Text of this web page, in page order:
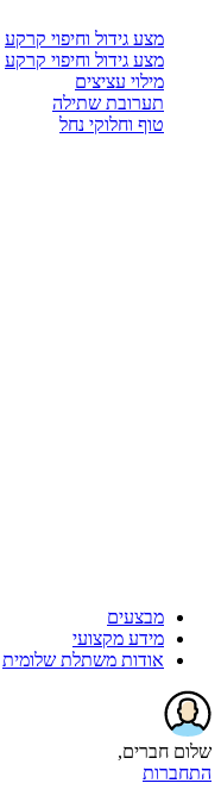
מצע גידול וחיפוי קרקע
מצע גידול וחיפוי קרקע
מילוי עציצים
תערובת שתילה
טוף וחלוקי נחל
מבצעים
מידע מקצועי
אודות משתלת שלומית
שלום חברים,
התחברות